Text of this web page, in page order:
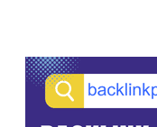
Sidebar